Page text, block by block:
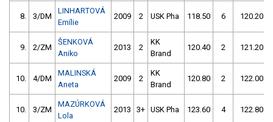
8. 3/DM
LINHARTOVÁ
Emílie
2009 2 USK Pha 118.50 6 120.20
9. 2/ZM
ŠENKOVÁ
Aniko
2013 2
KK
Brand
120.40 2 121.20
10. 4/DM
MALINSKÁ
Aneta
2009 2
KK
Brand
120.80 2 122.00
10. 3/ZM
MAZÚRKOVÁ
Lola
2013 3+ USK Pha 123.60 4 122.80